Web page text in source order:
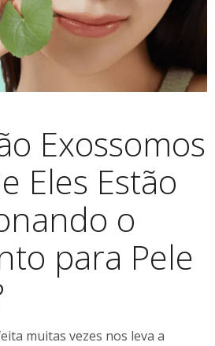
Exossomos
Eles Estão
o
para Pele
muitas vezes nos leva a